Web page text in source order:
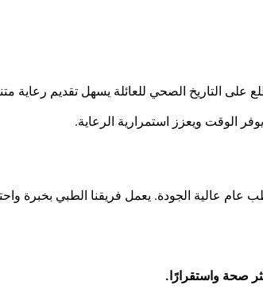
التاريخ الصحي للعائلة يسهل تقديم رعاية
الوقت ويعزز استمرارية الرعاية.
عالية الجودة. يعمل فريقنا الطبي بخبرة
صحة واستقرارًا.